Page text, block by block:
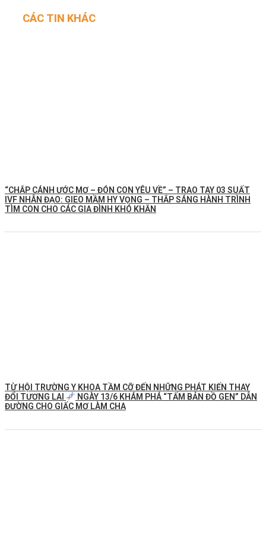
CÁC TIN KHÁC
“CHẮP CÁNH ƯỚC MƠ – ĐÓN CON YÊU VỀ” – TRAO TAY 03 SUẤT
IVF NHÂN ĐẠO: GIEO MẦM HY VỌNG – THẮP SÁNG HÀNH TRÌNH
TÌM CON CHO CÁC GIA ĐÌNH KHÓ KHĂN
TỪ HỘI TRƯỜNG Y KHOA TẦM CỠ ĐẾN NHỮNG PHÁT KIẾN THAY
ĐỔI TƯƠNG LAI
NGÀY 13/6 KHÁM PHÁ “TẤM BẢN ĐỒ GEN” DẪN
ĐƯỜNG CHO GIẤC MƠ LÀM CHA